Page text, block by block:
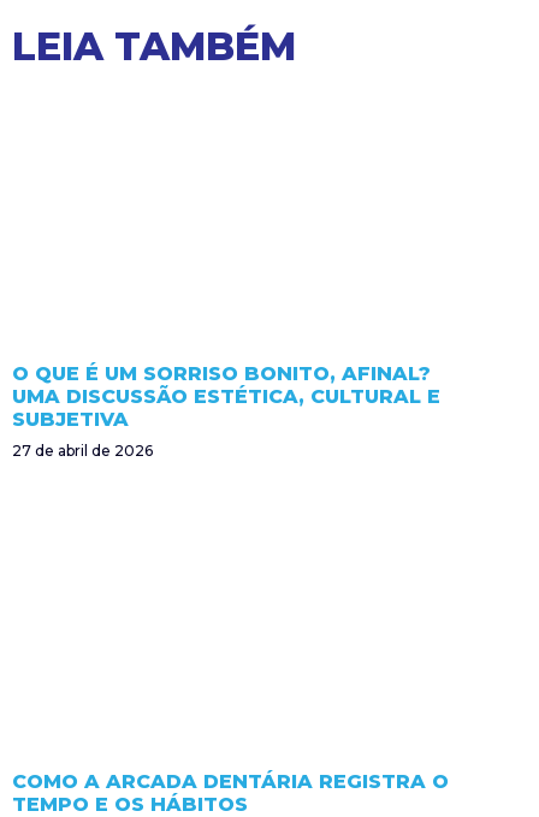
LEIA TAMBÉM
O QUE É UM SORRISO BONITO, AFINAL?
UMA DISCUSSÃO ESTÉTICA, CULTURAL E
SUBJETIVA
27 de abril de 2026
COMO A ARCADA DENTÁRIA REGISTRA O
TEMPO E OS HÁBITOS